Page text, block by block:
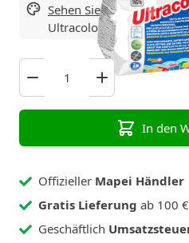
Sehen Sie sich hier alle
Ultracolor Plus
In den
Offizieller Mapei Händler
Gratis Lieferung ab 100 €
Geschäftlich